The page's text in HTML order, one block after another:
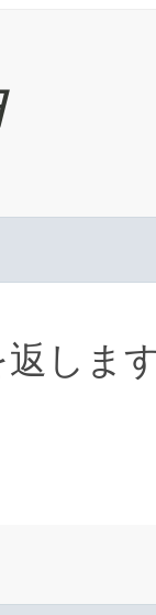
しま